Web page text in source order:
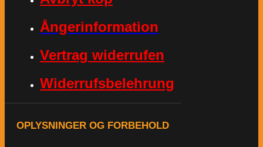
Ångerinformation
Vertrag widerrufen
Widerrufsbelehrung
OPLYSNINGER OG FORBEHOLD